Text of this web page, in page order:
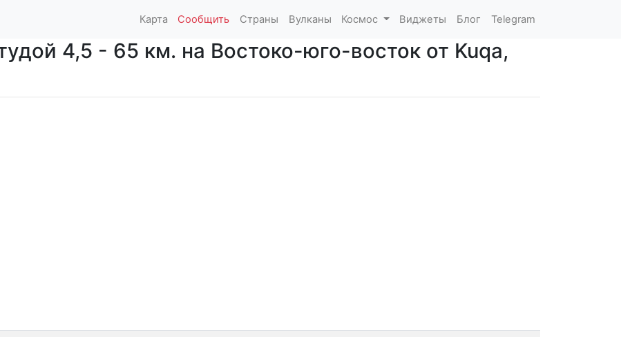
Карта Сообщить Страны Вулканы Космос Виджеты Блог Telegram
4,5 - 65 км. на Востоко-юго-восток от Kuqa,